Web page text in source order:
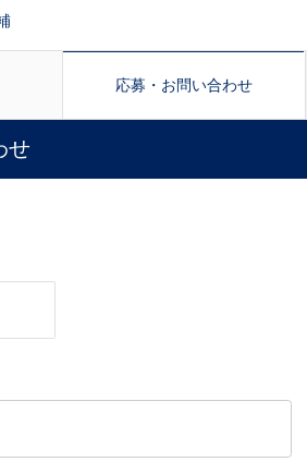
応募・お問い合わせ
せ